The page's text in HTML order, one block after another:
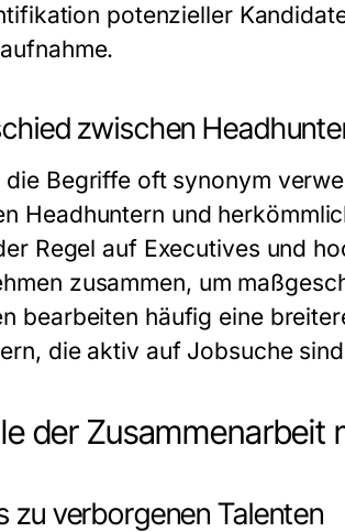
potenzieller
zwischen
die Begriffe oft synonym
Headhuntern und
Regel auf Executives und
zusammen, um
bearbeiten häufig eine
die aktiv auf Jobsuche
der Zusammenarbeit
zu verborgenen Talenten